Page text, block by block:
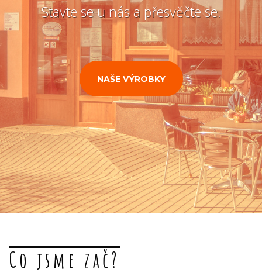
Stavte se u nás a přesvěčte se.
NAŠE VÝROBKY
Co jsme zač?